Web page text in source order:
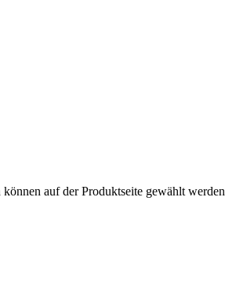
auf der Produktseite gewählt werden